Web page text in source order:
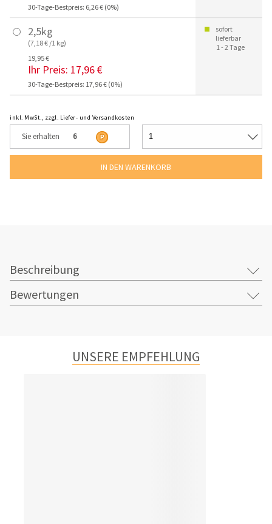
30-Tage-Bestpreis: 6,26 € (0%)
2,5kg
(7,18 € /1 kg)
19,95 €
Ihr Preis: 17,96 €
30-Tage-Bestpreis: 17,96 € (0%)
sofort
lieferbar
1 - 2 Tage
inkl. MwSt., zzgl. Liefer- und Versandkosten
Sie erhalten 6
Beschreibung
Bewertungen
UNSERE EMPFEHLUNG